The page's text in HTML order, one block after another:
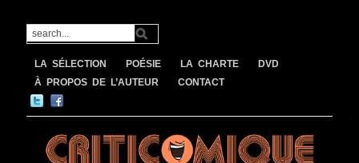
LA SÉLECTION POÉSIE LA CHARTE
DVD
À PROPOS DE L’AUTEUR
CONTACT